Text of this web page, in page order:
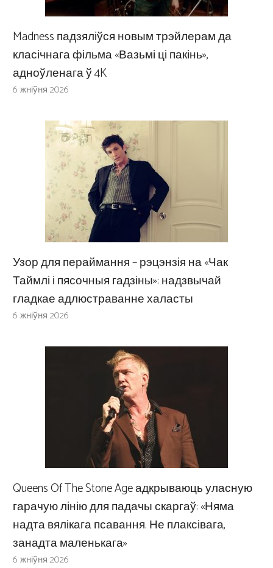
Madness падзяліўся новым трэйлерам да
класічнага фільма «Вазьмі ці пакінь»,
адноўленага ў 4K
6 жніўня 2026
Узор для пераймання – рэцэнзія на «Чак
Таймлі і пясочныя гадзіны»: надзвычай
гладкае адлюстраванне халасты
6 жніўня 2026
Queens Of The Stone Age адкрываюць уласную
гарачую лінію для падачы скаргаў: «Няма
надта вялікага псавання. Не плаксівага,
занадта маленькага»
6 жніўня 2026